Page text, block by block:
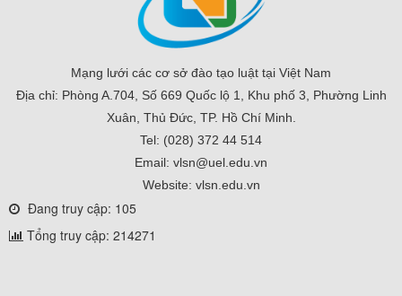
Mạng lưới các cơ sở đào tạo luật tại Việt Nam
Địa chỉ: Phòng A.704, Số 669 Quốc lộ 1, Khu phố 3, Phường Linh
Xuân, Thủ Đức, TP. Hồ Chí Minh.
Tel: (028) 372 44 514
Email: vlsn@uel.edu.vn
Website: vlsn.edu.vn
Đang truy cập: 105
Tổng truy cập: 214271